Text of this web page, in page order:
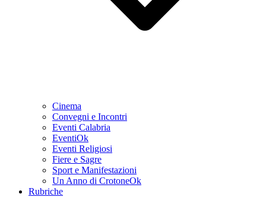
Cinema
Convegni e Incontri
Eventi Calabria
EventiOk
Eventi Religiosi
Fiere e Sagre
Sport e Manifestazioni
Un Anno di CrotoneOk
Rubriche